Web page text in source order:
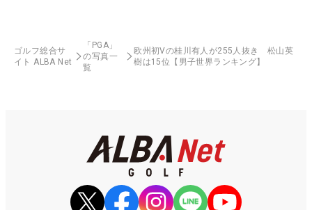
ゴルフ総合サ
イト ALBA Net
「PGA」
の写真一
覧
欧州初Vの桂川有人が255人抜き 松山英
樹は15位【男子世界ランキング】